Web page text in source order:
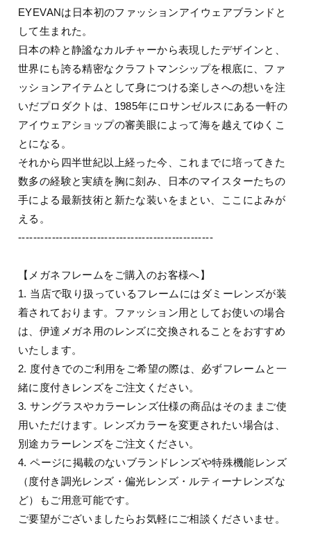
EYEVANは日本初のファッションアイウェアブランドと
して生まれた。
日本の粋と静謐なカルチャーから表現したデザインと、
世界にも誇る精密なクラフトマンシップを根底に、ファ
ッションアイテムとして身につける楽しさへの想いを注
いだプロダクトは、1985年にロサンゼルスにある一軒の
アイウェアショップの審美眼によって海を越えてゆくこ
とになる。
それから四半世紀以上経った今、これまでに培ってきた
数多の経験と実績を胸に刻み、日本のマイスターたちの
手による最新技術と新たな装いをまとい、ここによみが
える。
----------------------------------------------------
【メガネフレームをご購入のお客様へ】
1. 当店で取り扱っているフレームにはダミーレンズが装
着されております。ファッション用としてお使いの場合
は、伊達メガネ用のレンズに交換されることをおすすめ
いたします。
2. 度付きでのご利用をご希望の際は、必ずフレームと一
緒に度付きレンズをご注文ください。
3. サングラスやカラーレンズ仕様の商品はそのままご使
用いただけます。レンズカラーを変更されたい場合は、
別途カラーレンズをご注文ください。
4. ページに掲載のないブランドレンズや特殊機能レンズ
（度付き調光レンズ・偏光レンズ・ルティーナレンズな
ど）もご用意可能です。
ご要望がございましたらお気軽にご相談くださいませ。